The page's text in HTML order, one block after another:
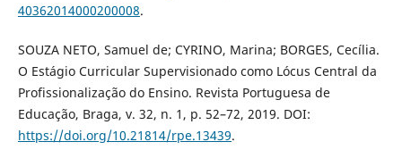
40362014000200008.
SOUZA NETO, Samuel de; CYRINO, Marina; BORGES, Cecília.
O Estágio Curricular Supervisionado como Lócus Central da
Profissionalização do Ensino. Revista Portuguesa de
Educação, Braga, v. 32, n. 1, p. 52–72, 2019. DOI:
https://doi.org/10.21814/rpe.13439.